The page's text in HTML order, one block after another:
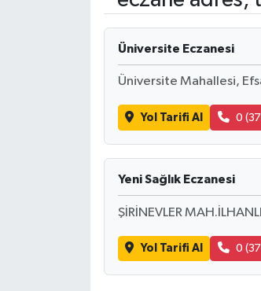
Üniversite Eczanesi
Üniversite Mahallesi,
Yol Tarifi Al 0
Yeni Sağlık Eczanesi
ŞİRİNEVLER
Yol Tarifi Al 0